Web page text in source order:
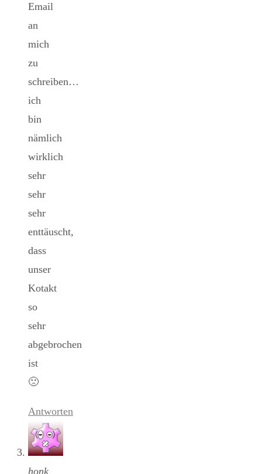
Email
an
mich
zu
schreiben…
ich
bin
nämlich
wirklich
sehr
sehr
sehr
enttäuscht,
dass
unser
Kotakt
so
sehr
abgebrochen
ist
🙁
Antworten
honk